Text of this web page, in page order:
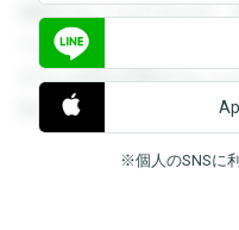
閲覧することができます
できます。登録すると回
すると回答を閲覧するこ
覧することができます。
※個人のSNSに